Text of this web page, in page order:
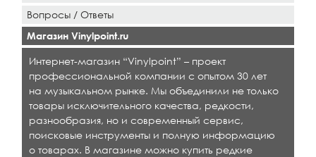
Вопросы / Ответы
Магазин Vinylpoint.ru
Интернет-магазин “Vinylpoint” – проект
профессиональной компании с опытом 30 лет
на музыкальном рынке. Мы объединили не только
товары исключительного качества, редкости,
разнообразия, но и современный сервис,
поисковые инструменты и полную информацию
о товарах. В магазине можно купить редкие